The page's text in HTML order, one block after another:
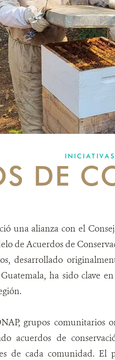
INICIATIVAS
DE
una alianza con el
de Acuerdos de
desarrollado
ha sido clave
grupos comunitarios
acuerdos de
de cada comunidad.